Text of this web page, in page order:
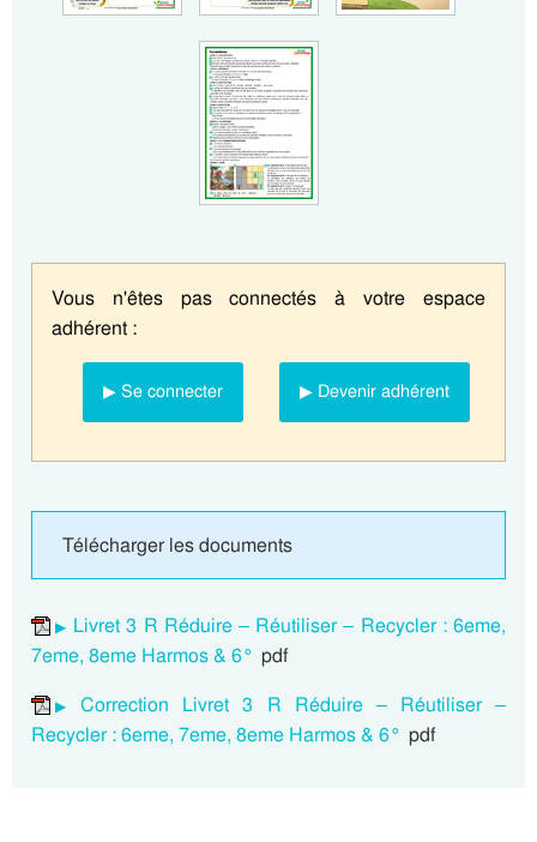
Vous n'êtes pas connectés à votre espace
adhérent :
▶ Se connecter ▶ Devenir adhérent
Télécharger les documents
Livret 3 R Réduire – Réutiliser – Recycler : 6eme,
7eme, 8eme Harmos & 6° pdf
Correction Livret 3 R Réduire – Réutiliser –
Recycler : 6eme, 7eme, 8eme Harmos & 6° pdf